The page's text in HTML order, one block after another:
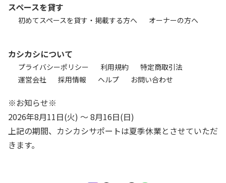
スペースを貸す
初めてスペースを貸す・掲載する方へ オーナーの方へ
カシカシについて
プライバシーポリシー 利用規約
特定商取引法
運営会社
採用情報 ヘルプ お問い合わせ
※お知らせ※
2026年8月11日(火) 〜 8月16日(日)
上記の期間、カシカシサポートは夏季休業とさせていただ
きます。